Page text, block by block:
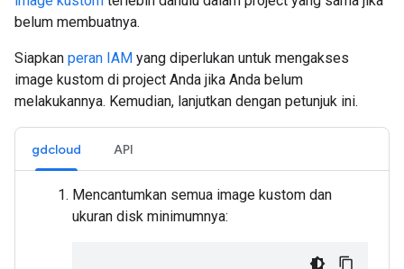
belum membuatnya.
Siapkan peran IAM yang diperlukan untuk mengakses
image kustom di project Anda jika Anda belum
melakukannya. Kemudian, lanjutkan dengan petunjuk ini.
gdcloud API
Mencantumkan semua image kustom dan
ukuran disk minimumnya: